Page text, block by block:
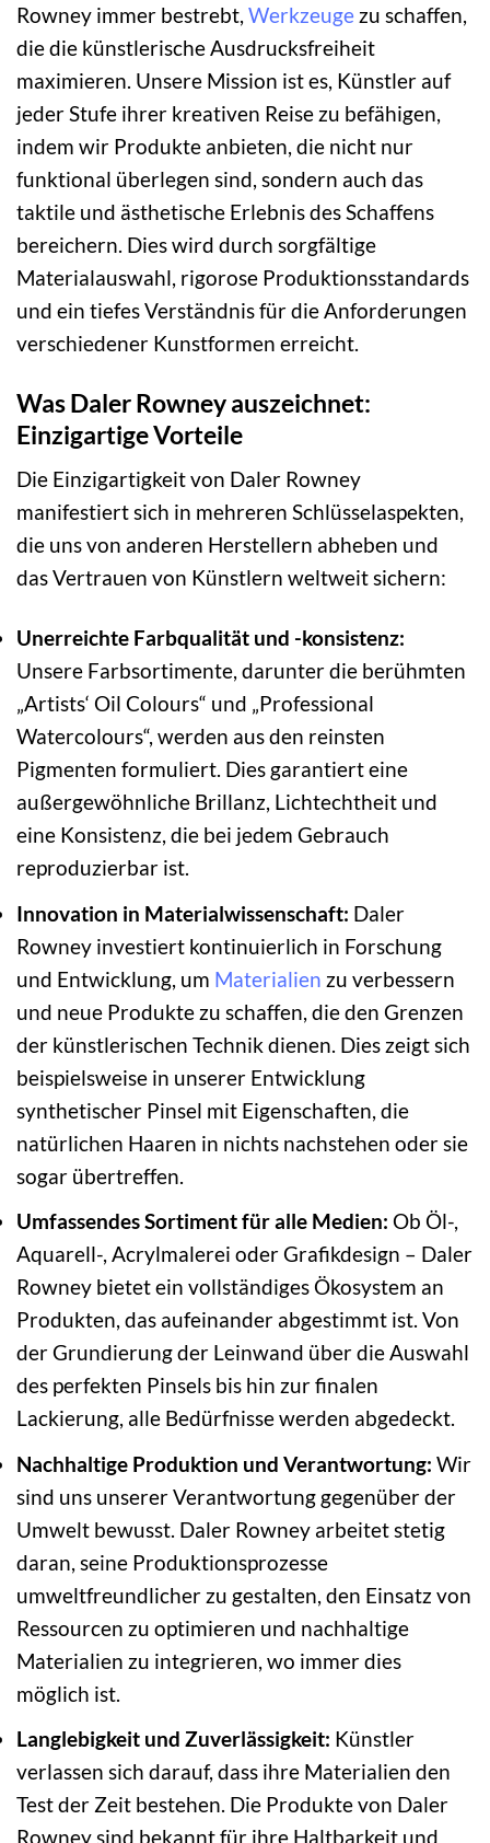
Rowney immer bestrebt, Werkzeuge zu schaffen,
die die künstlerische Ausdrucksfreiheit
maximieren. Unsere Mission ist es, Künstler auf
jeder Stufe ihrer kreativen Reise zu befähigen,
indem wir Produkte anbieten, die nicht nur
funktional überlegen sind, sondern auch das
taktile und ästhetische Erlebnis des Schaffens
bereichern. Dies wird durch sorgfältige
Materialauswahl, rigorose Produktionsstandards
und ein tiefes Verständnis für die Anforderungen
verschiedener Kunstformen erreicht.
Was Daler Rowney auszeichnet:
Einzigartige Vorteile
Die Einzigartigkeit von Daler Rowney
manifestiert sich in mehreren Schlüsselaspekten,
die uns von anderen Herstellern abheben und
das Vertrauen von Künstlern weltweit sichern:
Unerreichte Farbqualität und -konsistenz:
Unsere Farbsortimente, darunter die berühmten
„Artists‘ Oil Colours“ und „Professional
Watercolours“, werden aus den reinsten
Pigmenten formuliert. Dies garantiert eine
außergewöhnliche Brillanz, Lichtechtheit und
eine Konsistenz, die bei jedem Gebrauch
reproduzierbar ist.
Innovation in Materialwissenschaft: Daler
Rowney investiert kontinuierlich in Forschung
und Entwicklung, um Materialien zu verbessern
und neue Produkte zu schaffen, die den Grenzen
der künstlerischen Technik dienen. Dies zeigt sich
beispielsweise in unserer Entwicklung
synthetischer Pinsel mit Eigenschaften, die
natürlichen Haaren in nichts nachstehen oder sie
sogar übertreffen.
Umfassendes Sortiment für alle Medien: Ob Öl-,
Aquarell-, Acrylmalerei oder Grafikdesign – Daler
Rowney bietet ein vollständiges Ökosystem an
Produkten, das aufeinander abgestimmt ist. Von
der Grundierung der Leinwand über die Auswahl
des perfekten Pinsels bis hin zur finalen
Lackierung, alle Bedürfnisse werden abgedeckt.
Nachhaltige Produktion und Verantwortung: Wir
sind uns unserer Verantwortung gegenüber der
Umwelt bewusst. Daler Rowney arbeitet stetig
daran, seine Produktionsprozesse
umweltfreundlicher zu gestalten, den Einsatz von
Ressourcen zu optimieren und nachhaltige
Materialien zu integrieren, wo immer dies
möglich ist.
Langlebigkeit und Zuverlässigkeit: Künstler
verlassen sich darauf, dass ihre Materialien den
Test der Zeit bestehen. Die Produkte von Daler
Rowney sind bekannt für ihre Haltbarkeit und